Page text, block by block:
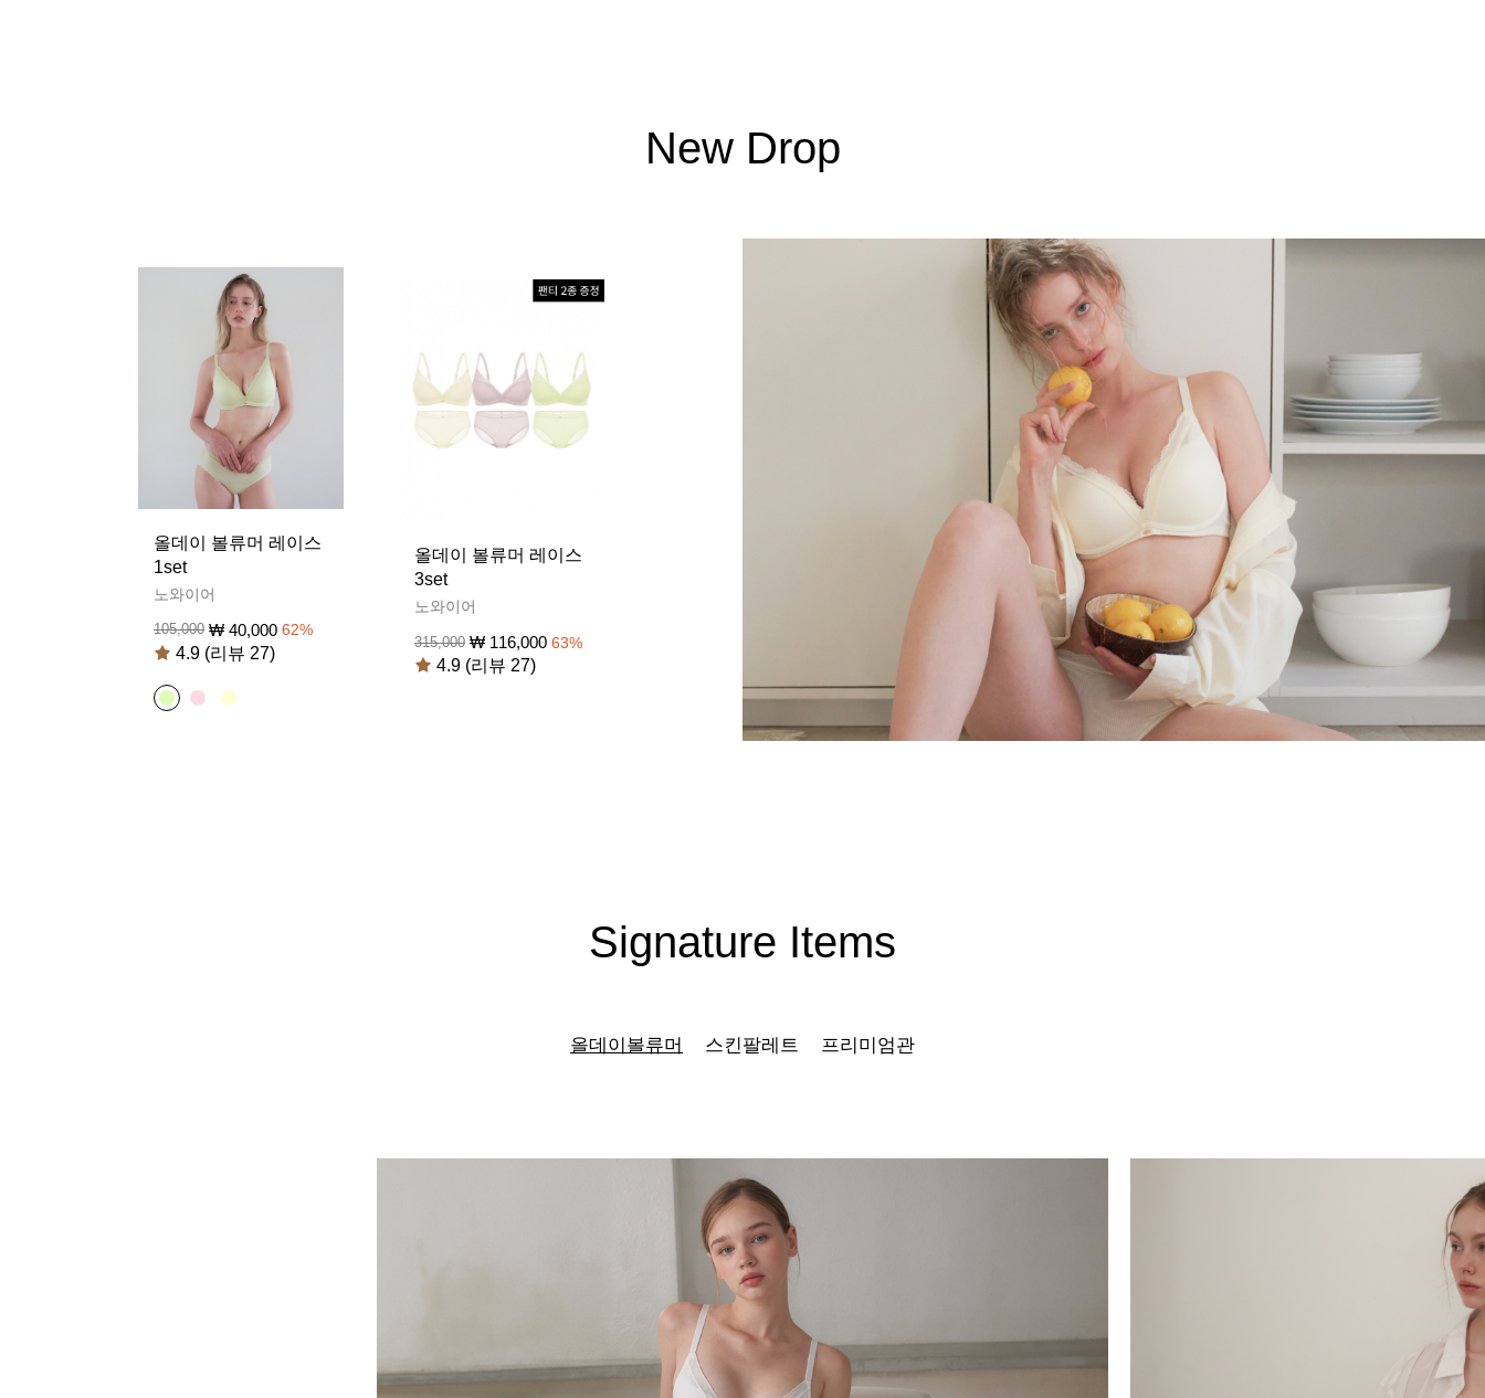
New Drop
올데이 볼류머 레이스
1set
노와이어
105,000 ₩ 40,000 62%
4.9 (리뷰 27)
올데이 볼류머 레이스
3set
노와이어
315,000 ₩ 116,000 63%
4.9 (리뷰 27)
[26SS] 올데이 볼류머 라
이트 1set
노와이어
105,000 39,000 %
4.8 (리뷰 699)
[26SS] 올데이 볼류머 라
이트 3set
노와이어
315,000 ₩ 110,000 %
4.8 (리뷰 699)
Signature Items
올데이볼류머 스킨팔레트 프리미엄관